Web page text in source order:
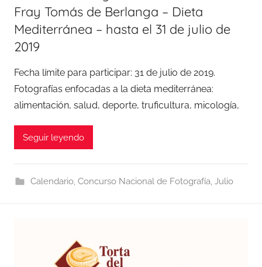
Fray Tomás de Berlanga – Dieta
Mediterránea – hasta el 31 de julio de
2019
Fecha límite para participar: 31 de julio de 2019.
Fotografías enfocadas a la dieta mediterránea:
alimentación, salud, deporte, truficultura, micología,
Seguir leyendo
Calendario, Concurso Nacional de Fotografía, Julio